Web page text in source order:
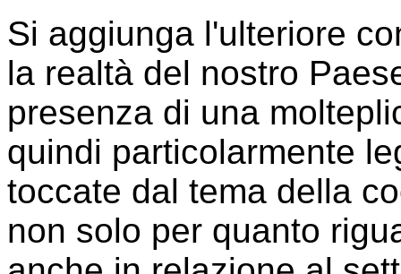
Si aggiunga l'ulteriore
la realtà del nostro
presenza di una
quindi particolarmente
toccate dal tema della
non solo per quanto